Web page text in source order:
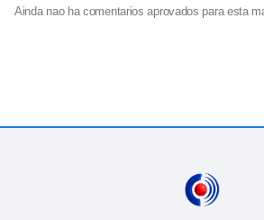
Ainda nao ha comentarios aprovados para esta